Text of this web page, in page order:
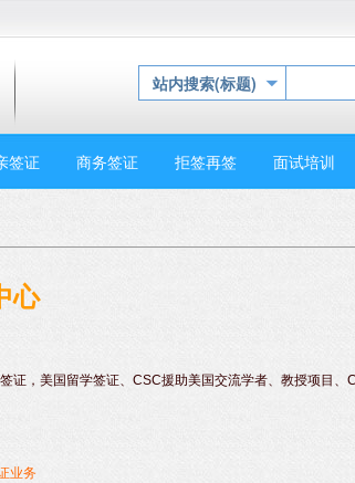
站内搜索(标题)
签证 商务签证 拒签再签 面试培训
心
证，美国留学签证、CSC援助美国交流学者、教授项目、
业务